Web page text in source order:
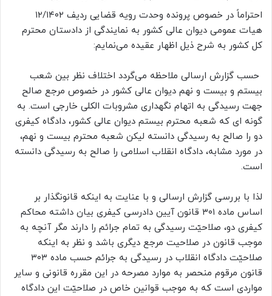
احتراماً در خصوص پرونده وحدت رویه قضایی ردیف ۱۲/۱۴۰۲
هیات عمومی دیوان عالی کشور به نمایندگی از دادستان محترم
کل کشور به شرح ذیل اظهار عقیده می‌نمایم:
حسب گزارش ارسالی ملاحظه می‌گردد اختلاف نظر بین شعب
بیستم و بیست و نهم دیوان عالی کشور در خصوص مرجع صالح
جهت رسیدگی به اتهام نگهداری مشروبات الکلی خارجی است. به
گونه ای که شعبه محترم بیستم دیوان عالی کشور، دادگاه کیفری
دو را صالح به رسیدگی دانسته لیکن شعبه محترم بیست و نهم،
در مورد مشابه، دادگاه انقلاب اسلامی را صالح به رسیدگی دانسته
است.
لذا با بررسی گزارش ارسالی و با عنایت به اینکه قانونگذار بر
اساس ماده ۳۰۱ قانون آیین دادرسی کیفری بیان داشته محاکم
کیفری دو، صلاحیّت رسیدگی به تمام جرائم را دارند مگر آنچه به
موجب قانون در صلاحیت مرجع دیگری باشد و نظر به اینکه
صلاحیّت دادگاه انقلاب در رسیدگی به جرائم حسب ماده ۳۰۳
قانون مرقوم منحصر به موارد مصرحه در این مقرره قانونی و سایر
مواردی است که به موجب قوانین خاص در صلاحیّت این دادگاه